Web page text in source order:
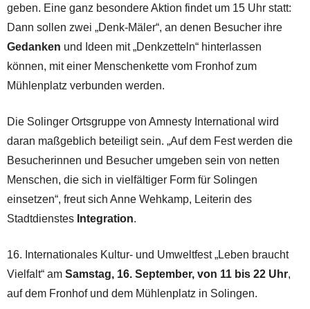
geben. Eine ganz besondere Aktion findet um 15 Uhr statt:
Dann sollen zwei „Denk-Mäler“, an denen Besucher ihre
Gedanken und Ideen mit „Denkzetteln“ hinterlassen
können, mit einer Menschenkette vom Fronhof zum
Mühlenplatz verbunden werden.
Die Solinger Ortsgruppe von Amnesty International wird
daran maßgeblich beteiligt sein. „Auf dem Fest werden die
Besucherinnen und Besucher umgeben sein von netten
Menschen, die sich in vielfältiger Form für Solingen
einsetzen“, freut sich Anne Wehkamp, Leiterin des
Stadtdienstes Integration.
16. Internationales Kultur- und Umweltfest „Leben braucht
Vielfalt“ am Samstag, 16. September, von 11 bis 22 Uhr,
auf dem Fronhof und dem Mühlenplatz in Solingen.